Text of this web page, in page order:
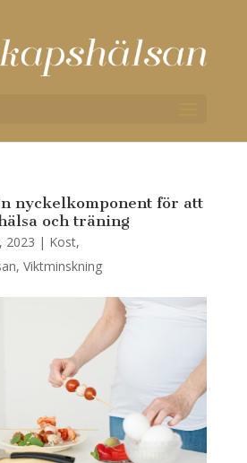
nyckelkomponent för att
och träning
2023 | Kost,
, Viktminskning